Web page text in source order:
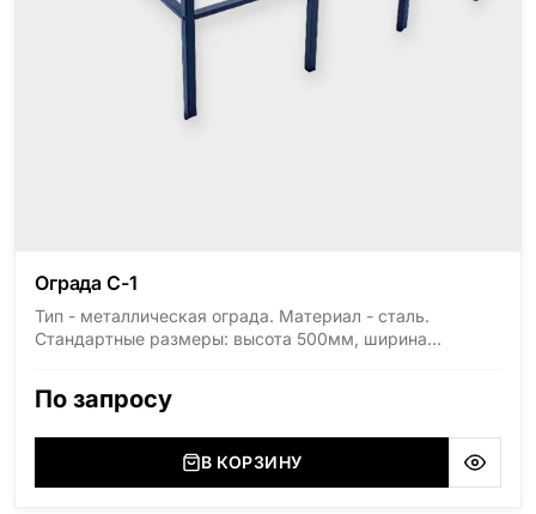
Ограда С-1
Тип - металлическая ограда. Материал - сталь.
Стандартные размеры: высота 500мм, ширина
По запросу
В КОРЗИНУ